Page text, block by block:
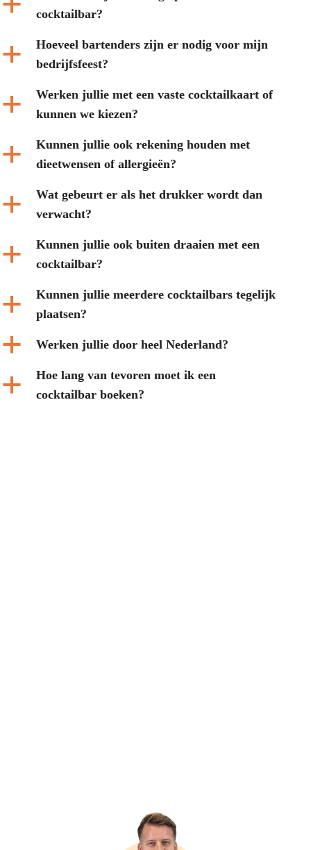
a
cocktailbar?
a
Hoeveel bartenders zijn er nodig voor mijn
bedrijfsfeest?
a
Werken jullie met een vaste cocktailkaart of
kunnen we kiezen?
a
Kunnen jullie ook rekening houden met
dieetwensen of allergieën?
a
Wat gebeurt er als het drukker wordt dan
verwacht?
a
Kunnen jullie ook buiten draaien met een
cocktailbar?
a
Kunnen jullie meerdere cocktailbars tegelijk
plaatsen?
a Werken jullie door heel Nederland?
a
Hoe lang van tevoren moet ik een
cocktailbar boeken?